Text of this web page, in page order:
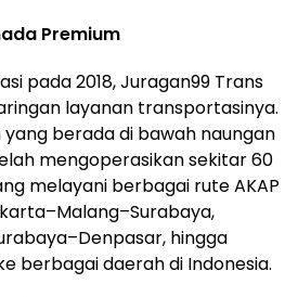
Premium
pada 2018, Juragan99 Trans
layanan transportasinya.
yang berada di bawah naungan
mengoperasikan sekitar 60
melayani berbagai rute AKAP
hingga
berbagai daerah di Indonesia.